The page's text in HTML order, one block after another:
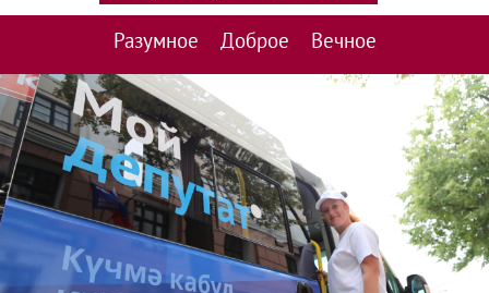
Разумное Доброе Вечное